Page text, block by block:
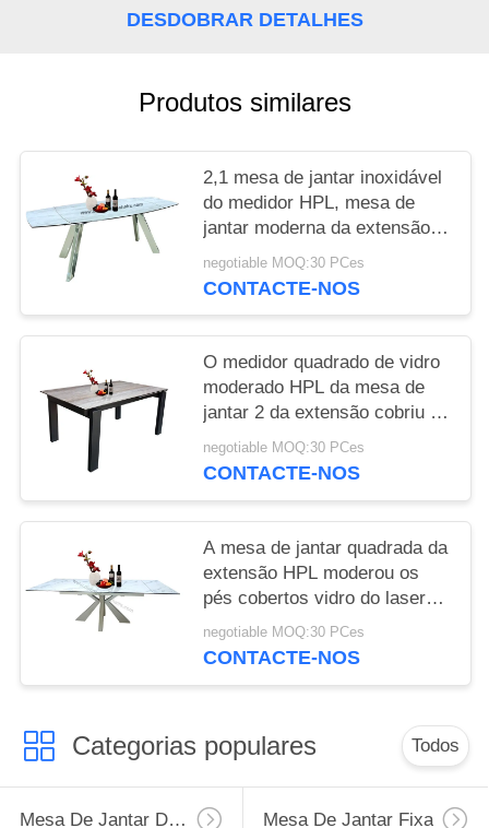
DESDOBRAR DETALHES
Produtos similares
2,1 mesa de jantar inoxidável
do medidor HPL, mesa de
jantar moderna da extensão
de Horsebelly
negotiable MOQ:30 PCes
CONTACTE-NOS
O medidor quadrado de vidro
moderado HPL da mesa de
jantar 2 da extensão cobriu a
armação de aço
negotiable MOQ:30 PCes
CONTACTE-NOS
A mesa de jantar quadrada da
extensão HPL moderou os
pés cobertos vidro do laser
Cutted
negotiable MOQ:30 PCes
CONTACTE-NOS
Categorias populares Todos
Mesa De Jantar Da Extensão Mesa De Jantar Fixa